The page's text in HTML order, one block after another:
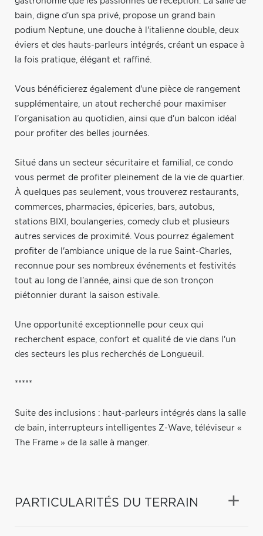
bain, digne d'un spa privé, propose un grand bain
podium Neptune, une douche à l'italienne double, deux
éviers et des hauts-parleurs intégrés, créant un espace à
la fois pratique, élégant et raffiné.
Vous bénéficierez également d'une pièce de rangement
supplémentaire, un atout recherché pour maximiser
l'organisation au quotidien, ainsi que d'un balcon idéal
pour profiter des belles journées.
Situé dans un secteur sécuritaire et familial, ce condo
vous permet de profiter pleinement de la vie de quartier.
À quelques pas seulement, vous trouverez restaurants,
commerces, pharmacies, épiceries, bars, autobus,
stations BIXI, boulangeries, comedy club et plusieurs
autres services de proximité. Vous pourrez également
profiter de l'ambiance unique de la rue Saint-Charles,
reconnue pour ses nombreux événements et festivités
tout au long de l'année, ainsi que de son tronçon
piétonnier durant la saison estivale.
Une opportunité exceptionnelle pour ceux qui
recherchent espace, confort et qualité de vie dans l'un
des secteurs les plus recherchés de Longueuil.
*****
Suite des inclusions : haut-parleurs intégrés dans la salle
de bain, interrupteurs intelligentes Z-Wave, téléviseur «
The Frame » de la salle à manger.
PARTICULARITÉS DU TERRAIN